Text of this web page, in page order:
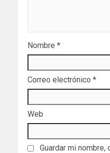
Nombre *
Correo electrónico *
Web
Guardar mi